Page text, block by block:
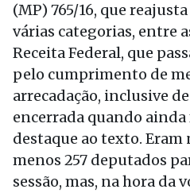
(MP) 765/16, que
várias categorias, entre
Receita Federal, que
pelo cumprimento de
arrecadação, inclusive
encerrada quando
destaque ao texto. Eram
menos 257 deputados
sessão, mas, na hora da